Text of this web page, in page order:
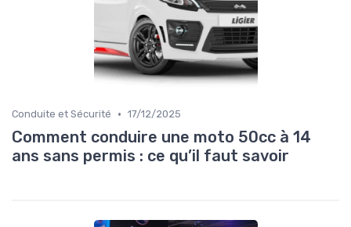
Conduite et Sécurité • 17/12/2025
Comment conduire une moto 50cc à 14
ans sans permis : ce qu’il faut savoir